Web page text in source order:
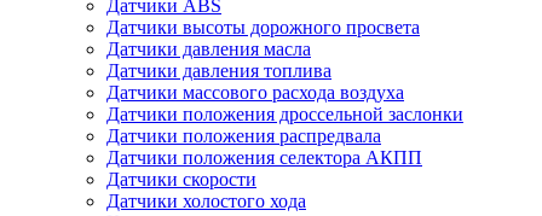
Датчики ABS
Датчики высоты дорожного просвета
Датчики давления масла
Датчики давления топлива
Датчики массового расхода воздуха
Датчики положения дроссельной заслонки
Датчики положения распредвала
Датчики положения селектора АКПП
Датчики скорости
Датчики холостого хода